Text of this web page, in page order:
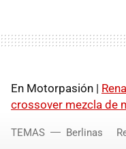
En Motorpasión |
crossover mezcla de
TEMAS Berlinas